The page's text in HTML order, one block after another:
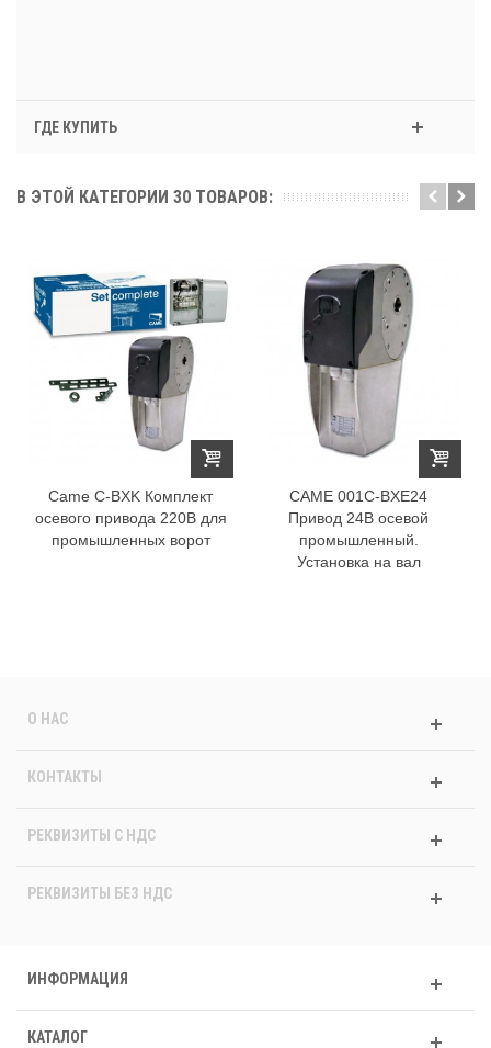
ГДЕ КУПИТЬ
В ЭТОЙ КАТЕГОРИИ 30 ТОВАРОВ:
Came C-BXK Комплект
осевого привода 220В для
промышленных ворот
CAME 001C-BXE24
Привод 24В осевой
промышленный.
Установка на вал
О НАС
КОНТАКТЫ
РЕКВИЗИТЫ C НДС
РЕКВИЗИТЫ БЕЗ НДС
ИНФОРМАЦИЯ
КАТАЛОГ